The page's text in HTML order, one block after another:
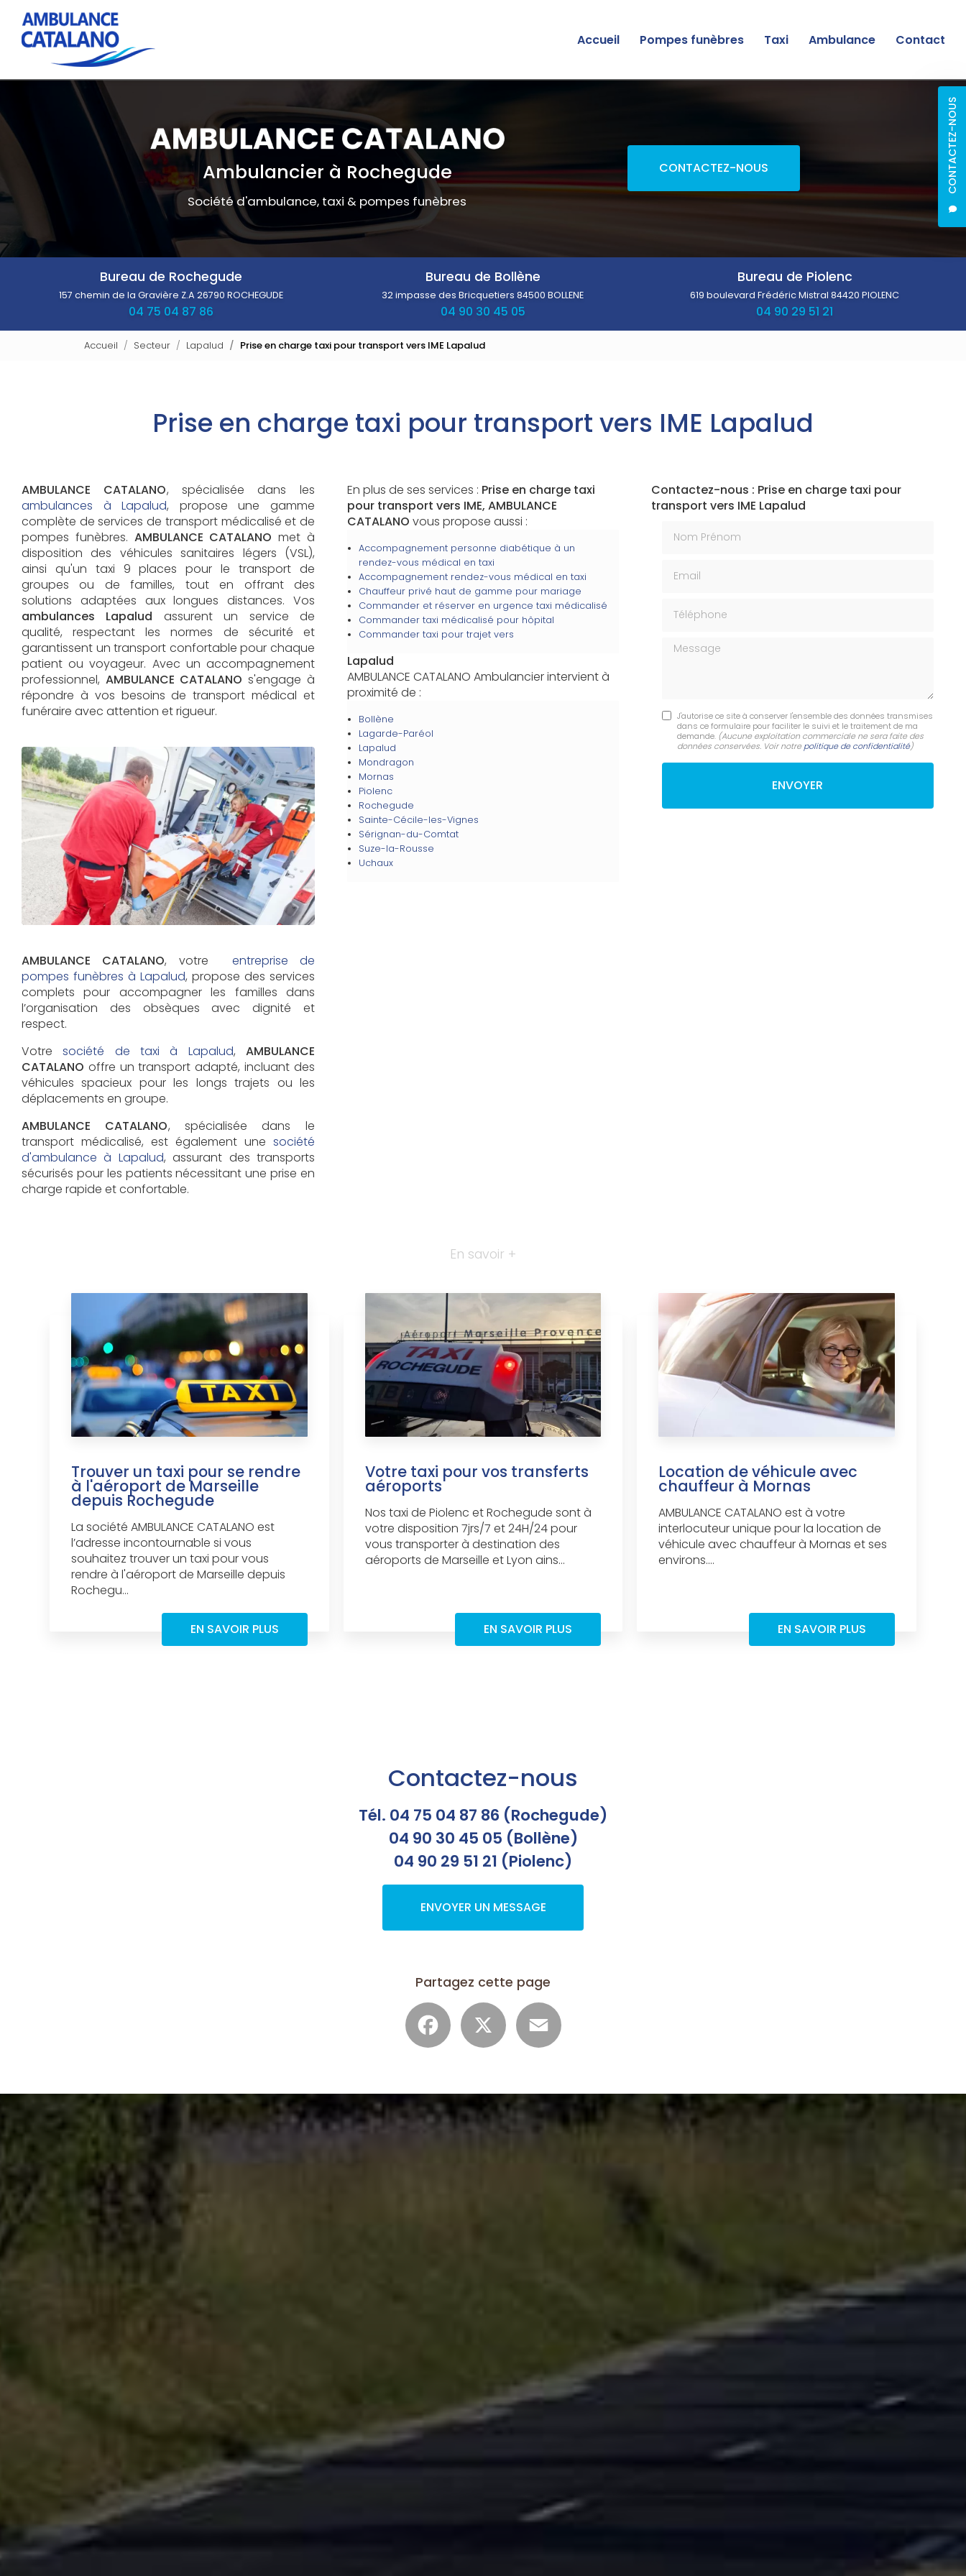
contenu
CONTACTEZ-NOUS
Accueil
Pompes funèbres Taxi Ambulance Contact
Ambulancier à Rochegude
Société d'ambulance, taxi & pompes funèbres
CONTACTEZ-NOUS
Bureau de Rochegude
157 chemin de la Gravière Z.A26790 ROCHEGUDE
04 75 04 87 86
Bureau de Bollène
32 impasse des Bricquetiers84500 BOLLENE
04 90 30 45 05
Bureau de Piolenc
619 boulevard Frédéric Mistral84420 PIOLENC
04 90 29 51 21
Accueil Secteur Lapalud Prise en charge taxi pour transport vers IME Lapalud
Prise en charge taxi pour transport vers IME Lapalud
AMBULANCE CATALANO, spécialisée dans les
ambulances à Lapalud, propose une gamme
complète de services de transport médicalisé et de
pompes funèbres. AMBULANCE CATALANO met à
disposition des véhicules sanitaires légers (VSL),
ainsi qu'un taxi 9 places pour le transport de
groupes ou de familles, tout en offrant des
solutions adaptées aux longues distances. Vos
ambulances Lapalud assurent un service de
qualité, respectant les normes de sécurité et
garantissent un transport confortable pour chaque
patient ou voyageur. Avec un accompagnement
professionnel, AMBULANCE CATALANO s'engage à
répondre à vos besoins de transport médical et
funéraire avec attention et rigueur.
AMBULANCE CATALANO, votre entreprise de
pompes funèbres à Lapalud, propose des services
complets pour accompagner les familles dans
l’organisation des obsèques avec dignité et
respect.
Votresociété de taxi à Lapalud,AMBULANCE
CATALANO offre un transport adapté, incluant des
véhicules spacieux pour les longs trajets ou les
déplacements en groupe.
AMBULANCE CATALANO, spécialisée dans le
transport médicalisé, est également une société
d'ambulance à Lapalud, assurant des transports
sécurisés pour les patients nécessitant une prise en
charge rapide et confortable.
En plus de ses services : Prise en charge taxi
pour transport vers IME, AMBULANCE
CATALANO vous propose aussi :
Accompagnement personne diabétique à un
rendez-vous médical en taxi
Accompagnement rendez-vous médical en taxi
Chauffeur privé haut de gamme pour mariage
Commander et réserver en urgence taxi médicalisé
Commander taxi médicalisé pour hôpital
Commander taxi pour trajet vers
Lapalud
AMBULANCE CATALANO Ambulancier intervient à
proximité de :
Bollène
Lagarde-Paréol
Lapalud
Mondragon
Mornas
Piolenc
Rochegude
Sainte-Cécile-les-Vignes
Sérignan-du-Comtat
Suze-la-Rousse
Uchaux
Contactez-nous : Prise en charge taxi pour
transport vers IME Lapalud
Message
J'autorise ce site à conserver l'ensemble des données transmises
dans ce formulaire pour faciliter le suivi et le traitement de ma
demande. (Aucune exploitation commerciale ne sera faite des
données conservées. Voir notre politique de confidentialité)
En savoir +
Trouver un taxi pour se rendre
à l'aéroport de Marseille
depuis Rochegude
La société AMBULANCE CATALANO est
l’adresse incontournable si vous
souhaitez trouver un taxi pour vous
rendre à l'aéroport de Marseille depuis
Rochegu...
EN SAVOIR PLUS
Votre taxi pour vos transferts
aéroports
Nos taxi de Piolenc et Rochegude sont à
votre disposition 7jrs/7 et 24H/24 pour
vous transporter à destination des
aéroports de Marseille et Lyon ains...
EN SAVOIR PLUS
Location de véhicule avec
chauffeur à Mornas
AMBULANCE CATALANO est à votre
interlocuteur unique pour la location de
véhicule avec chauffeur à Mornas et ses
environs....
EN SAVOIR PLUS
Contactez-nous
Tél. 04 75 04 87 86 (Rochegude)
04 90 30 45 05 (Bollène)
04 90 29 51 21 (Piolenc)
ENVOYER UN MESSAGE
Partagez cette page
Facebook